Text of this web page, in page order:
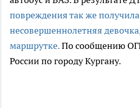
повреждения так же получила
несовершеннолетняя
маршрутке.По сообщению
России по городу Кургану.